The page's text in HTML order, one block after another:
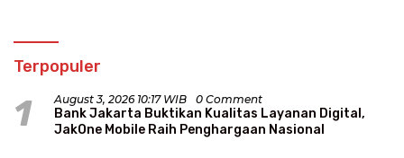
Terpopuler
1 August 3, 2026 10:17 WIB 0 Comment
Bank Jakarta Buktikan Kualitas Layanan Digital,
JakOne Mobile Raih Penghargaan Nasional